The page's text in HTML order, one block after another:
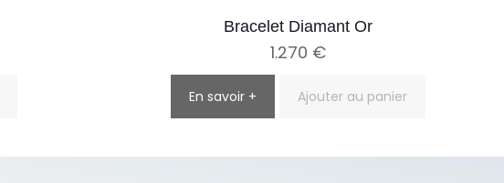
Bracelet Diamant Or
1.270 €
En savoir + Ajouter au panier